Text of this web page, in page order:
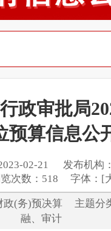
政审批局
预算信息公
02-21 发布机构
次数：518 字体：[
政(务)预决算 主题分
融、审计